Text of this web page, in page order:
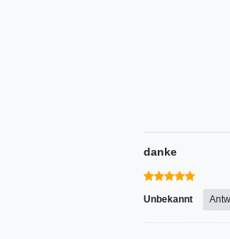
danke
Unbekannt